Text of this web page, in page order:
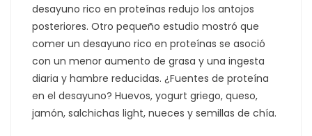
desayuno rico en proteínas redujo los antojos
posteriores. Otro pequeño estudio mostró que
comer un desayuno rico en proteínas se asoció
con un menor aumento de grasa y una ingesta
diaria y hambre reducidas. ¿Fuentes de proteína
en el desayuno? Huevos, yogurt griego, queso,
jamón, salchichas light, nueces y semillas de chía.